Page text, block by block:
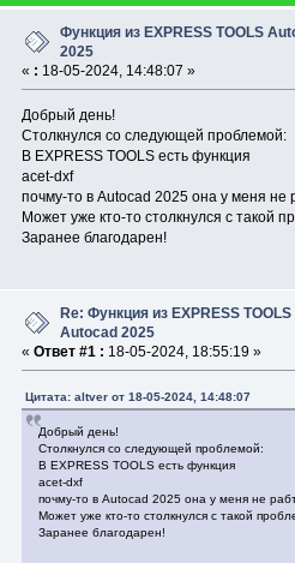
Функция из EXPRESS TOOLS
2025
« : 18-05-2024, 14:48:07 »
Добрый день!
Столкнулся со следующей проблемой:
В EXPRESS TOOLS есть функция
acet-dxf
почму-то в Autocad 2025 она у меня не
Может уже кто-то столкнулся с такой
Заранее благодарен!
Re: Функция из EXPRESS TOOLS
Autocad 2025
« Ответ #1 : 18-05-2024, 18:55:19 »
Цитата: altver от 18-05-2024, 14:48:07
Добрый день!
Столкнулся со следующей проблемой:
В EXPRESS TOOLS есть функция
acet-dxf
почму-то в Autocad 2025 она у меня не
Может уже кто-то столкнулся с такой
Заранее благодарен!